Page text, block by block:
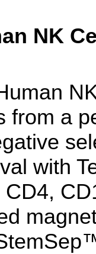
NK
from a
with